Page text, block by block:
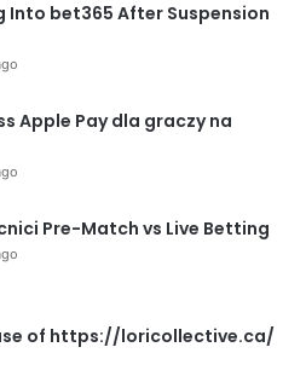
Into bet365 After Suspension
Apple Pay dla graczy na
Pre-Match vs Live Betting
of https://loricollective.ca/